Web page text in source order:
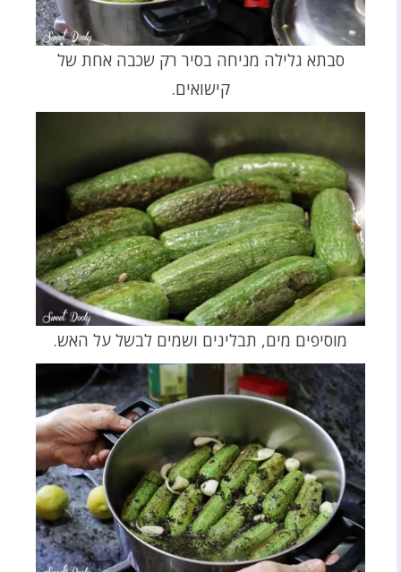
סבתא גלילה מניחה בסיר רק שכבה אחת של
קישואים.
מוסיפים מים, תבלינים ושמים לבשל על האש.